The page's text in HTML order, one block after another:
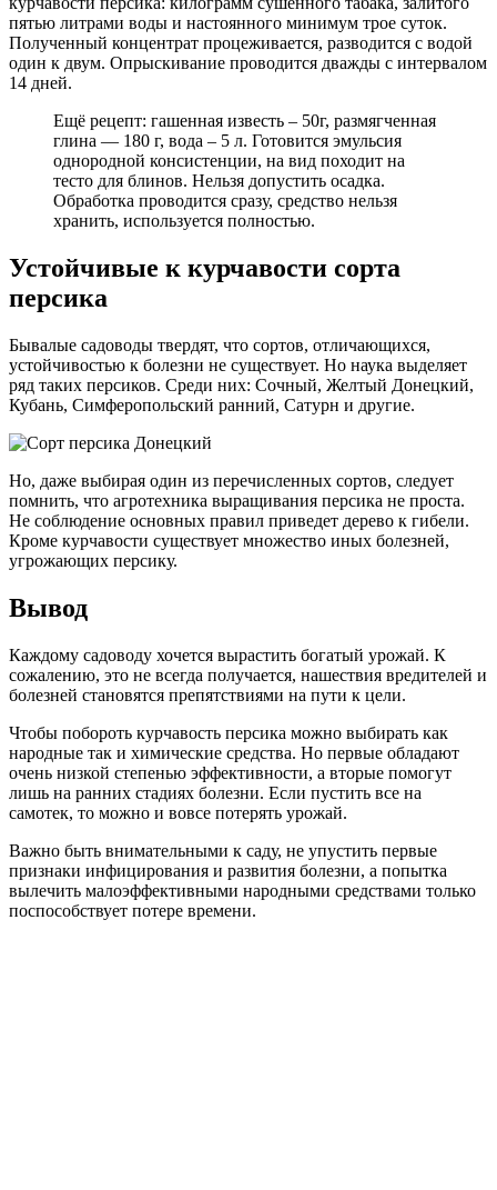
пятью литрами воды и настоянного минимум трое суток.
Полученный концентрат процеживается, разводится с водой
один к двум. Опрыскивание проводится дважды с интервалом
14 дней.
Ещё рецепт: гашенная известь – 50г, размягченная
глина — 180 г, вода – 5 л. Готовится эмульсия
однородной консистенции, на вид походит на
тесто для блинов. Нельзя допустить осадка.
Обработка проводится сразу, средство нельзя
хранить, используется полностью.
Устойчивые к курчавости сорта
персика
Бывалые садоводы твердят, что сортов, отличающихся,
устойчивостью к болезни не существует. Но наука выделяет
ряд таких персиков. Среди них: Сочный, Желтый Донецкий,
Кубань, Симферопольский ранний, Сатурн и другие.
Но, даже выбирая один из перечисленных сортов, следует
помнить, что агротехника выращивания персика не проста.
Не соблюдение основных правил приведет дерево к гибели.
Кроме курчавости существует множество иных болезней,
угрожающих персику.
Вывод
Каждому садоводу хочется вырастить богатый урожай. К
сожалению, это не всегда получается, нашествия вредителей и
болезней становятся препятствиями на пути к цели.
Чтобы побороть курчавость персика можно выбирать как
народные так и химические средства. Но первые обладают
очень низкой степенью эффективности, а вторые помогут
лишь на ранних стадиях болезни. Если пустить все на
самотек, то можно и вовсе потерять урожай.
Важно быть внимательными к саду, не упустить первые
признаки инфицирования и развития болезни, а попытка
вылечить малоэффективными народными средствами только
поспособствует потере времени.